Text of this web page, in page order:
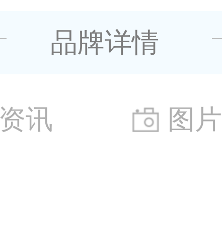
品牌详情
资讯 图片